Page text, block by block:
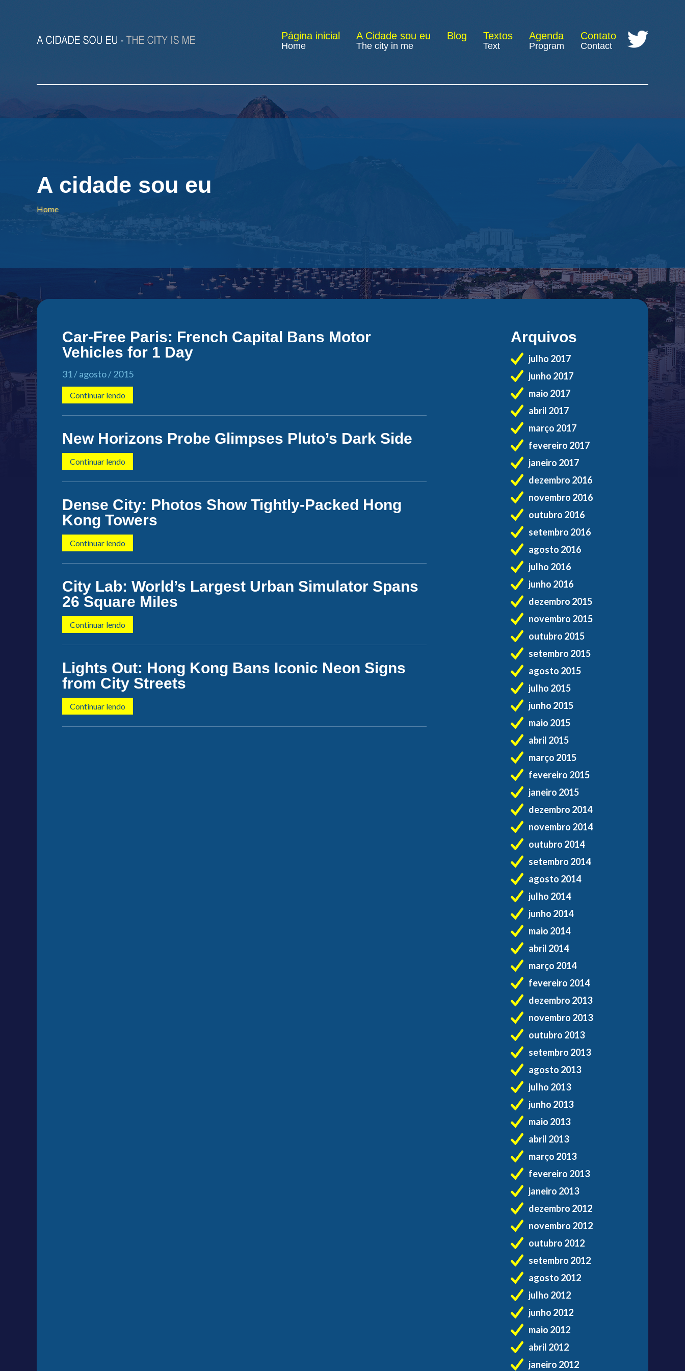
Página inicial
Home
A Cidade sou eu
The city in me
Blog Textos
Text
Agenda
Program
Contato
Contact
A cidade sou eu
Home
Car-Free Paris: French Capital Bans Motor
Vehicles for 1 Day
31 / agosto / 2015
Continuar lendo
New Horizons Probe Glimpses Pluto’s Dark Side
Continuar lendo
Dense City: Photos Show Tightly-Packed Hong
Kong Towers
Continuar lendo
City Lab: World’s Largest Urban Simulator Spans
26 Square Miles
Continuar lendo
Lights Out: Hong Kong Bans Iconic Neon Signs
from City Streets
Continuar lendo
Arquivos
julho 2017
junho 2017
maio 2017
abril 2017
março 2017
fevereiro 2017
janeiro 2017
dezembro 2016
novembro 2016
outubro 2016
setembro 2016
agosto 2016
julho 2016
junho 2016
dezembro 2015
novembro 2015
outubro 2015
setembro 2015
agosto 2015
julho 2015
junho 2015
maio 2015
abril 2015
março 2015
fevereiro 2015
janeiro 2015
dezembro 2014
novembro 2014
outubro 2014
setembro 2014
agosto 2014
julho 2014
junho 2014
maio 2014
abril 2014
março 2014
fevereiro 2014
dezembro 2013
novembro 2013
outubro 2013
setembro 2013
agosto 2013
julho 2013
junho 2013
maio 2013
abril 2013
março 2013
fevereiro 2013
janeiro 2013
dezembro 2012
novembro 2012
outubro 2012
setembro 2012
agosto 2012
julho 2012
junho 2012
maio 2012
abril 2012
janeiro 2012